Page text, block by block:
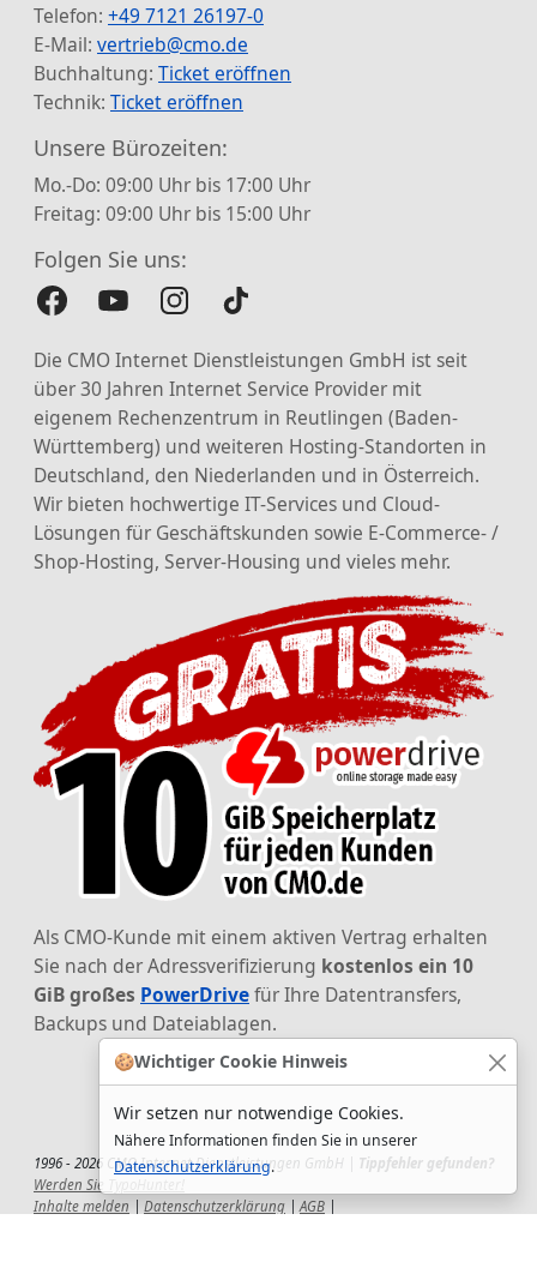
🍪Wichtiger Cookie Hinweis
Wir setzen nur notwendige Cookies.
Nähere Informationen finden Sie in unserer
Datenschutzerklärung.
Telefon: +49 7121 26197-0
E-Mail: vertrieb@cmo.de
Buchhaltung: Ticket eröffnen
Technik: Ticket eröffnen
Unsere Bürozeiten:
Mo.-Do: 09:00 Uhr bis 17:00 Uhr
Freitag: 09:00 Uhr bis 15:00 Uhr
Folgen Sie uns:
Die CMO Internet Dienstleistungen GmbH ist seit
über 30 Jahren Internet Service Provider mit
eigenem Rechenzentrum in Reutlingen (Baden-
Württemberg) und weiteren Hosting-Standorten in
Deutschland, den Niederlanden und in Österreich.
Wir bieten hochwertige IT-Services und Cloud-
Lösungen für Geschäftskunden sowie E-Commerce- /
Shop-Hosting, Server-Housing und vieles mehr.
Als CMO-Kunde mit einem aktiven Vertrag erhalten
Sie nach der Adressverifizierung kostenlos ein 10
GiB großes PowerDrivefür Ihre Datentransfers,
Backups und Dateiablagen.
1996 - 2026 CMO Internet Dienstleistungen GmbH | Tippfehler gefunden?
Werden Sie TypoHunter!
Inhalte melden
Datenschutzerklärung AGB